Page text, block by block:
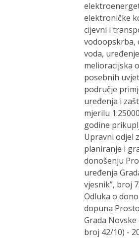
elektroničke
cijevni i
vodoopskrba,
voda,
melioracijska
posebnih
područje
uređenja i
mjerilu
godine
Upravni odjel
planiranje i
donošenju
uređenja
vjesnik”, broj
Odluka o
dopuna
Grada Novske
broj 42/10) -